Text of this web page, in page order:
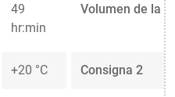
49
hr:min
Volumen de la
+20 °C Consigna 2